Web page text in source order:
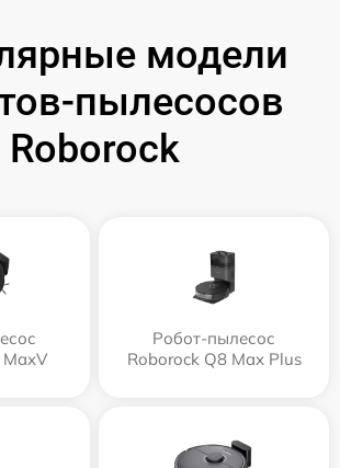
модели
пылесосов
Roborock
MaxV
Робот-пылесос
Roborock Q8 Max Plus